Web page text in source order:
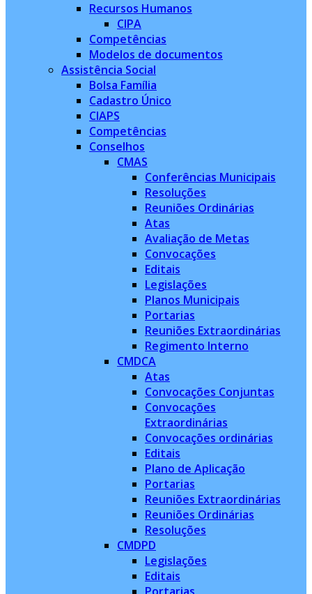
Recursos Humanos
CIPA
Competências
Modelos de documentos
Assistência Social
Bolsa Família
Cadastro Único
CIAPS
Competências
Conselhos
CMAS
Conferências Municipais
Resoluções
Reuniões Ordinárias
Atas
Avaliação de Metas
Convocações
Editais
Legislações
Planos Municipais
Portarias
Reuniões Extraordinárias
Regimento Interno
CMDCA
Atas
Convocações Conjuntas
Convocações
Extraordinárias
Convocações ordinárias
Editais
Plano de Aplicação
Portarias
Reuniões Extraordinárias
Reuniões Ordinárias
Resoluções
CMDPD
Legislações
Editais